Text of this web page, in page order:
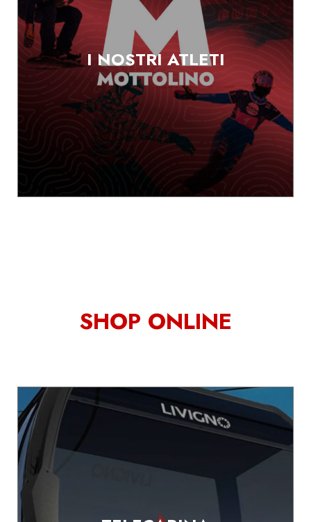
I NOSTRI ATLETI
SHOP ONLINE